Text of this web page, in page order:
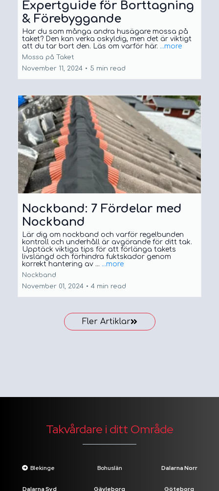
Expertguide för Borttagning
& Förebyggande
Har du som många andra husägare mossa på
taket? Den kan verka oskyldig, men det är viktigt
att du tar bort den. Läs om varför här. ...more
Mossa på Taket
November 11, 2024 • 5 min read
Nockband: 7 Fördelar med
Nockband
Lär dig om nockband och varför regelbunden
kontroll och underhåll är avgörande för ditt tak.
Upptäck viktiga tips för att förlänga takets
livslängd och förhindra fuktskador genom
korrekt hantering av ... ...more
Nockband
November 01, 2024 • 4 min read
Fler Artiklar
Takvårdare i ditt Område
Blekinge Bohuslän Dalarna Norr
Dalarna Syd Gävleborg Göteborg